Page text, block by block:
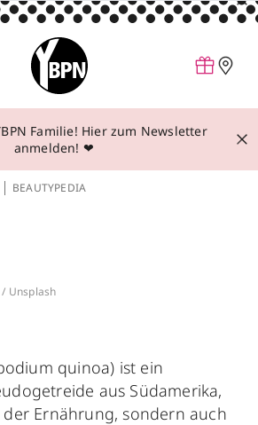
Familie! Hier zum Newsletter
anmelden! ❤
BEAUTYPEDIA
Unsplash
quinoa) ist ein
aus Südamerika,
Ernährung, sondern auch